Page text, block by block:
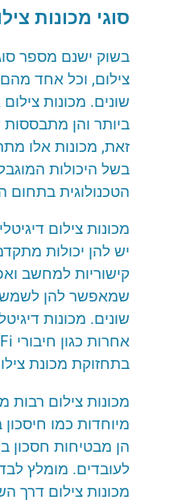
סוגי מכונות
בשוק ישנם מספר
צילום, וכל אחד מהם
שונים. מכונות צילום
ביותר והן מתבססות
זאת, מכונות אלו
בשל היכולות
הטכנולוגית בתחום
מכונות צילום
יש להן יכולות
קישוריות למחשב
שמאפשר להן
שונים. מכונות
אחרות כגון חיבורי Fi
בתחזוקת מכונת
מכונות צילום רבות
מיוחדות כמו חיסכון
הן מבטיחות חסכון
לעובדים. מומלץ
מכונות צילום דרך